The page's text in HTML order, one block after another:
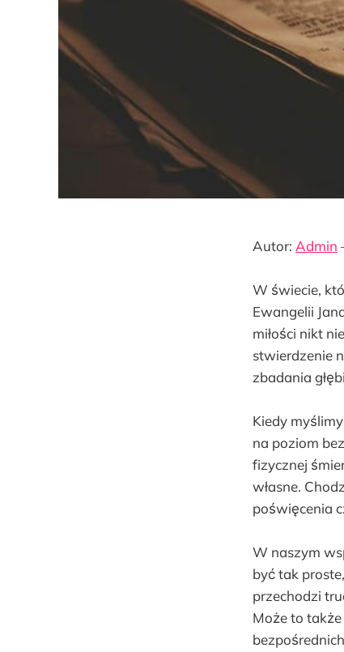
Autor: Admin
W świecie,
Ewangelii
miłości nikt
stwierdzenie
zbadania
Kiedy
na poziom
fizycznej
własne.
poświęcenia
W naszym
być tak
przechodzi
Może to